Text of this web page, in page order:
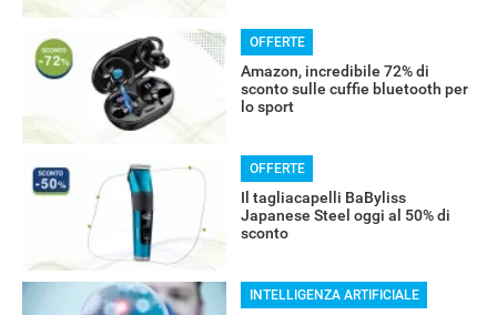
RECENSIONI
OFFERTE
Amazon, incredibile 72% di
sconto sulle cuffie bluetooth per
lo sport
OFFERTE
Il tagliacapelli BaByliss
Japanese Steel oggi al 50% di
sconto
INTELLIGENZA ARTIFICIALE